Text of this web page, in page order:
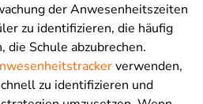
der Anwesenheitszeiten
zu identifizieren, die häufig
die Schule abzubrechen.
verwenden,
zu identifizieren und